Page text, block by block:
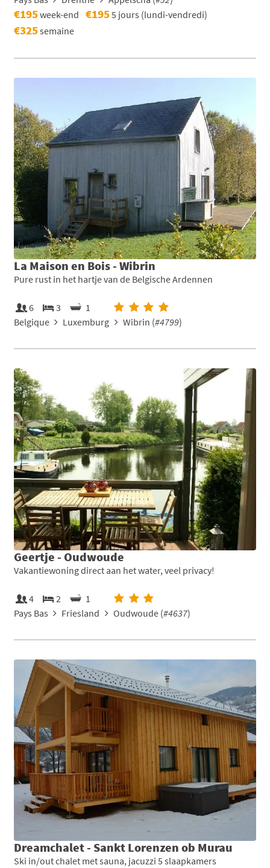
€195week-end €1955 jours (lundi-vendredi)
€325semaine
La Maison en Bois - Wibrin
Pure rust in het hartje van de Belgische Ardennen
6 3
1
Belgique
Luxemburg Wibrin (#4799)
Geertje - Oudwoude
Vakantiewoning direct aan het water, veel privacy!
4 2
1
Pays Bas
Friesland Oudwoude (#4637)
Dreamchalet - Sankt Lorenzen ob Murau
Ski in/out chalet met sauna, jacuzzi 5 slaapkamers